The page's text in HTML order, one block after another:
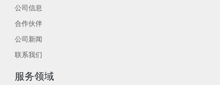
公司信息
合作伙伴
公司新闻
联系我们
服务领域